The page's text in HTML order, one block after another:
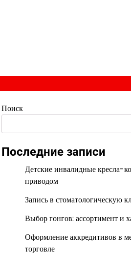
Поиск
Последние записи
Детские инвалидные кресла-
приводом
Запись в стоматологическую
Выбор гонгов: ассортимент и
Оформление аккредитивов в
торговле